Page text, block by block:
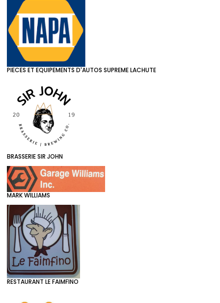
PIECES ET EQUIPEMENTS D'AUTOS SUPREME LACHUTE
BRASSERIE SIR JOHN
MARK WILLIAMS
RESTAURANT LE FAIMFINO